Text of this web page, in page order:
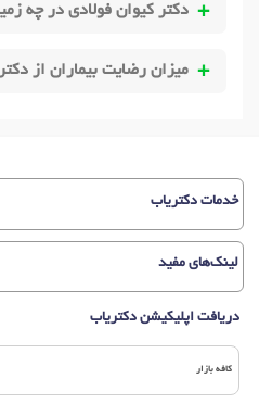
دکتر کیوان فولادی در چه
میزان رضایت بیماران از
خدمات دکتریاب
لینک‌های مفید
دریافت اپلیکیشن دکتریاب
کافه بازار